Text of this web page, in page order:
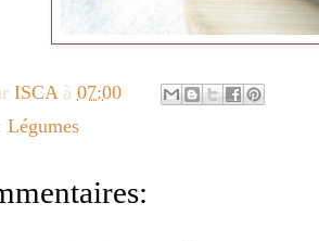
ISCA à 07:00
Légumes